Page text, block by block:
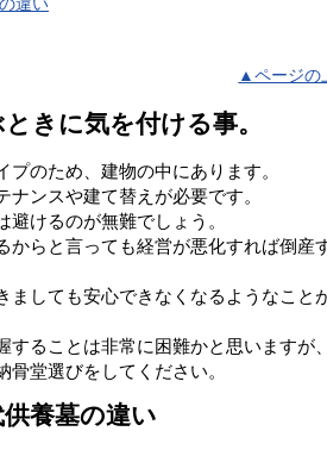
違い
▲ページの
きに気を付ける事。
プのため、建物の中にあります。
ンスや建て替えが必要です。
避けるのが無難でしょう。
からと言っても経営が悪化すれば倒産
ましても安心できなくなるようなこと
することは非常に困難かと思いますが
骨堂選びをしてください。
養墓の違い